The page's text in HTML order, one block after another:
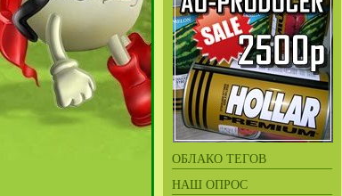
ОБЛАКО ТЕГОВ
НАШ ОПРОС